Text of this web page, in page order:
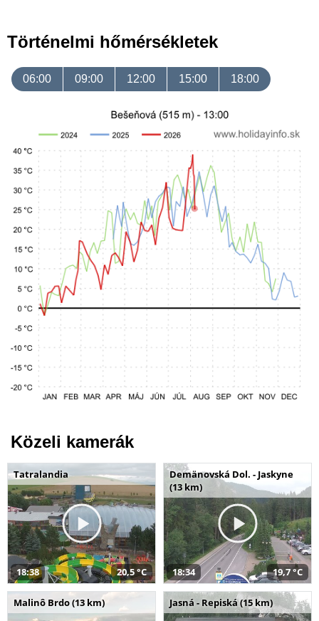
Történelmi hőmérsékletek
06:00 09:00 12:00 15:00 18:00
Közeli kamerák
Tatralandia
18:38 20,5 °C
Demänovská Dol. - Jaskyne
(13 km)
18:34 19,7 °C
Malinô Brdo (13 km) Jasná - Repiská (15 km)